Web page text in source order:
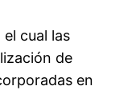
cual las
de
en